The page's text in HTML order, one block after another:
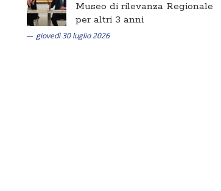
Museo di rilevanza Regionale
per altri 3 anni
giovedì 30 luglio 2026